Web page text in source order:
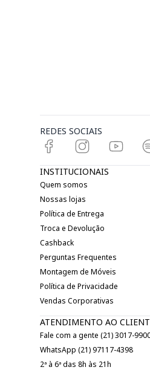
REDES SOCIAIS
INSTITUCIONAIS
Quem somos
Nossas lojas
Política de Entrega
Troca e Devolução
Cashback
Perguntas Frequentes
Montagem de Móveis
Política de Privacidade
Vendas Corporativas
ATENDIMENTO AO
Fale com a gente (21) 3017-
WhatsApp (21) 97117-4398
2ª à 6ª das 8h às 21h